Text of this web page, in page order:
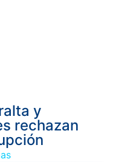
y
rechazan